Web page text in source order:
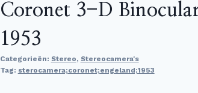
Coronet 3-D
1953
Categorieën: Stereo, Stereocamera's
Tag: sterocamera;coronet;engeland;1953